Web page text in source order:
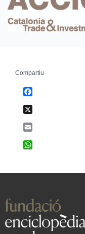
Compartiu